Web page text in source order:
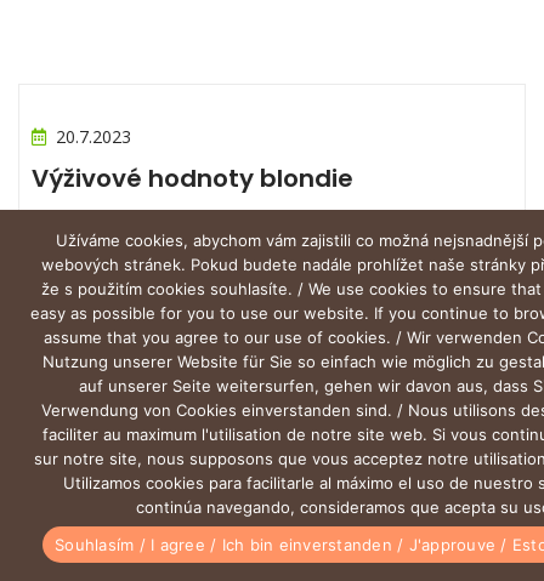
20.7.2023
Výživové hodnoty blondie
0
Užíváme cookies, abychom vám zajistili co možná nejsnadnější
webových stránek. Pokud budete nadále prohlížet naše stránky
že s použitím cookies souhlasíte. / We use cookies to ensure
easy as possible for you to use our website. If you continue to
assume that you agree to our use of cookies. / Wir verwenden
Nutzung unserer Website für Sie so einfach wie möglich zu
auf unserer Seite weitersurfen, gehen wir davon aus, dass
Verwendung von Cookies einverstanden sind. / Nous utilisons
faciliter au maximum l'utilisation de notre site web. Si vous
sur notre site, nous supposons que vous acceptez notre
Utilizamos cookies para facilitarle al máximo el uso de nuestro
continúa navegando, consideramos que acepta su
Souhlasím / I agree / Ich bin einverstanden / J'approuve /